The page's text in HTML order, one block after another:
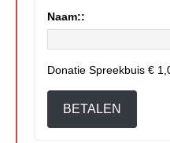
Naam::
Donatie Spreekbuis €
BETALEN